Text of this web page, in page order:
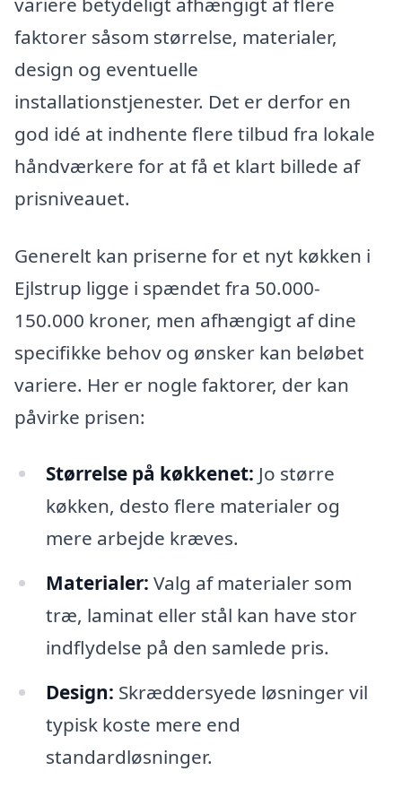
faktorer såsom størrelse, materialer,
design og eventuelle
installationstjenester. Det er derfor en
god idé at indhente flere tilbud fra lokale
håndværkere for at få et klart billede af
prisniveauet.
Generelt kan priserne for et nyt køkken i
Ejlstrup ligge i spændet fra 50.000-
150.000 kroner, men afhængigt af dine
specifikke behov og ønsker kan beløbet
variere. Her er nogle faktorer, der kan
påvirke prisen:
Størrelse på køkkenet: Jo større
køkken, desto flere materialer og
mere arbejde kræves.
Materialer: Valg af materialer som
træ, laminat eller stål kan have stor
indflydelse på den samlede pris.
Design: Skræddersyede løsninger vil
typisk koste mere end
standardløsninger.